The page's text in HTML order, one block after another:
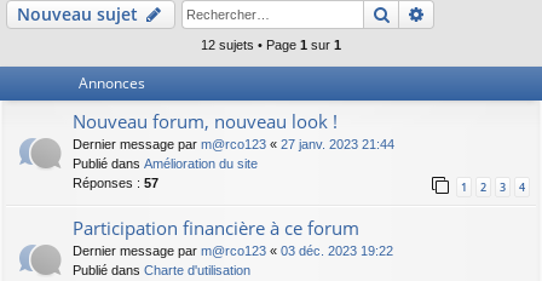
Nouveau sujet Rechercher
12 sujets • Page 1 sur 1
Annonces
Nouveau forum, nouveau look !
Dernier message par m@rco123 « 27 janv. 2023 21:44
Publié dans Amélioration du site
Réponses : 57 1 2 3 4
Participation financière à ce forum
Dernier message par m@rco123 « 03 déc. 2023 19:22
Publié dans Charte d'utilisation